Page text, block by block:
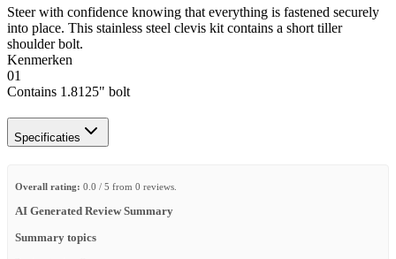
Steer with confidence knowing that everything is fastened securely
into place. This stainless steel clevis kit contains a short tiller
shoulder bolt.
Kenmerken
01
Contains 1.8125" bolt
Specificaties
Overall rating: 0.0 / 5 from 0 reviews.
AI Generated Review Summary
Summary topics